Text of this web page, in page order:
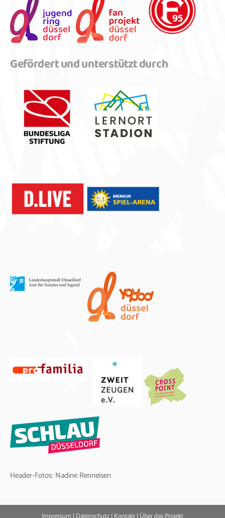
Gefördert und unterstützt durch
Header-Fotos: Nadine Renneisen